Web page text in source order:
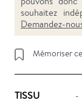
souhaitez
Demandez-
Mémoriser
TISSU -